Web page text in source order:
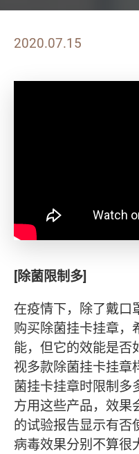
2020.07.15
[除菌限制多]
在疫情下，除了戴口
购买除菌挂卡挂章，
能，但它的效能是否
视多款除菌挂卡挂章
菌挂卡挂章时限制多
方用这些产品，效果
的试验报告显示有否
病毒效果分别不算很